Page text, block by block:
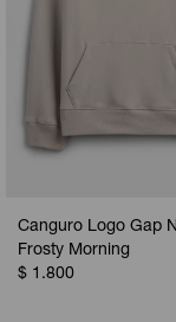
Canguro Logo Gap
Frosty Morning
$ 1.800